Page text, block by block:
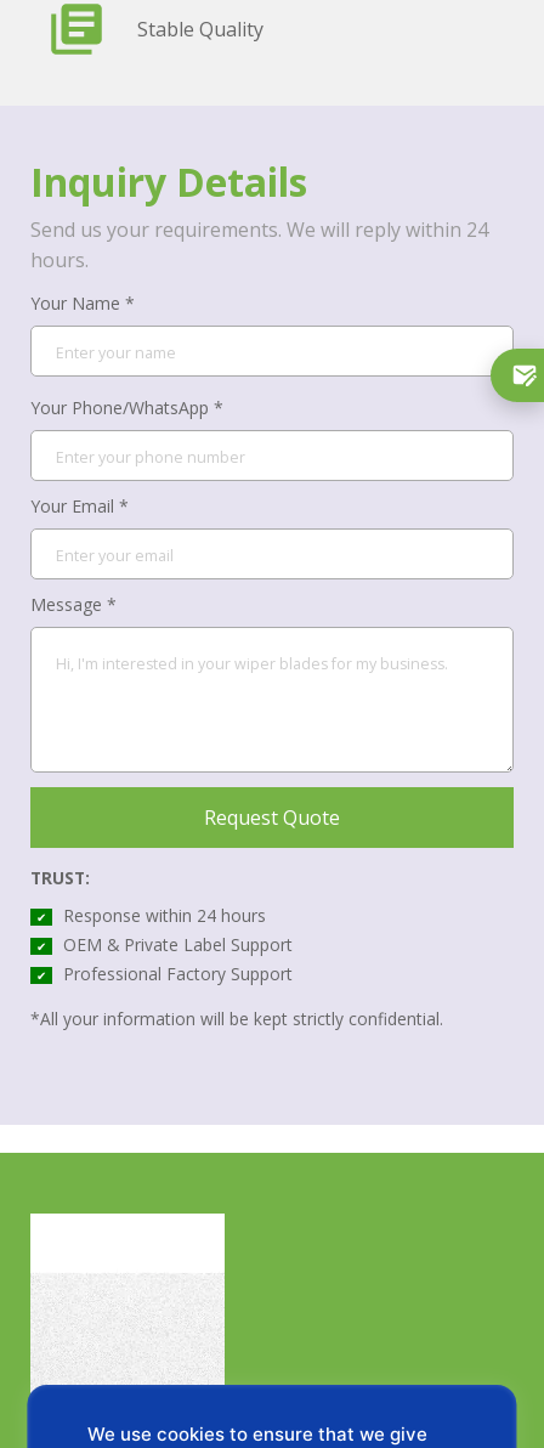
Stable Quality
Inquiry Details
Send us your requirements. We will reply within 24
hours.
Your Name *
Your Phone/WhatsApp *
Your Email *
Message *
Request Quote
TRUST:
✔ Response within 24 hours
✔ OEM & Private Label Support
✔
Professional Factory Support
*All your information will be kept strictly confidential.
We use cookies to ensure that we give